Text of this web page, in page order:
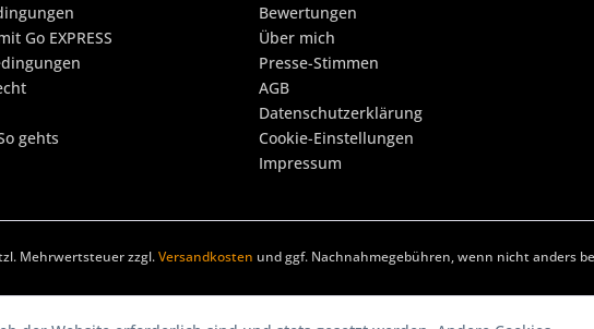
Go EXPRESS
gehts
Bewertungen
Über mich
Presse-Stimmen
AGB
Datenschutzerklärung
Cookie-Einstellungen
Impressum
Mehrwertsteuer zzgl.Versandkosten und ggf. Nachnahmegebühren, wenn nicht anders